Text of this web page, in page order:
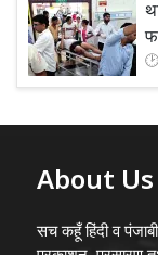
About Us
सच कहूँ हिंदी व